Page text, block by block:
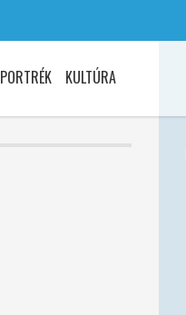
PORTRÉK KULTÚRA